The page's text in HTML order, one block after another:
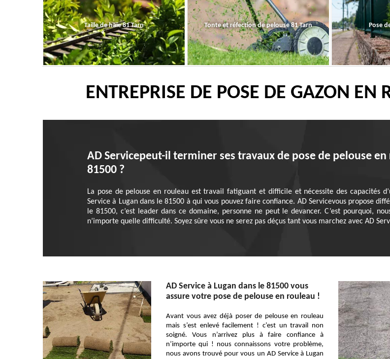
Taille de haie 81 Tarn Tonte et réfection de pelouse 81 Tarn Pose
ENTREPRISE DE POSE DE GAZON
AD Servicepeut-il terminer ses travaux de pose de pelouse
81500 ?
La pose de pelouse en rouleau est travail fatiguant et difficile et nécessite des capacités
Service à Lugan dans le 81500 à qui vous pouvez faire confiance. AD Servicevous propose
le 81500, c’est leader dans ce domaine, personne ne peut le devancer. C’est pourquoi,
n’importe quelle difficulté. Soyez sûre vous ne serez pas déçus tant vous marchez avec AD
AD Service à Lugan dans le 81500 vous
assure votre pose de pelouse en rouleau !
Avant vous avez déjà poser de pelouse en rouleau
mais s’est enlevé facilement ! c’est un travail non
soigné. Vous n’arrivez plus à faire confiance à
n’importe qui ! nous connaissons votre problème,
nous avons trouvé pour vous un AD Service à Lugan